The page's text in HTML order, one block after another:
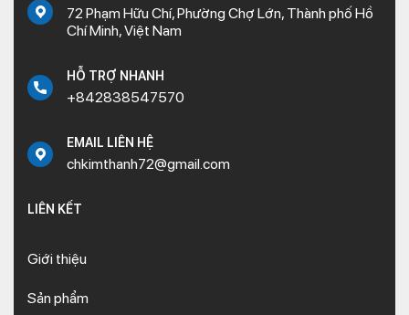
72 Phạm Hữu Chí, Phường Chợ Lớn, Thành phố Hồ
Chí Minh, Việt Nam
HỖ TRỢ NHANH
+842838547570
EMAIL LIÊN HỆ
chkimthanh72@gmail.com
LIÊN KẾT
Giới thiệu
Sản phẩm